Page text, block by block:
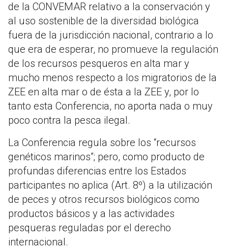
de la CONVEMAR relativo a la conservación y
al uso sostenible de la diversidad biológica
fuera de la jurisdicción nacional, contrario a lo
que era de esperar, no promueve la regulación
de los recursos pesqueros en alta mar y
mucho menos respecto a los migratorios de la
ZEE en alta mar o de ésta a la ZEE y, por lo
tanto esta Conferencia, no aporta nada o muy
poco contra la pesca ilegal.
La Conferencia regula sobre los “recursos
genéticos marinos”; pero, como producto de
profundas diferencias entre los Estados
participantes no aplica (Art. 8º) a la utilización
de peces y otros recursos biológicos como
productos básicos y a las actividades
pesqueras reguladas por el derecho
internacional.